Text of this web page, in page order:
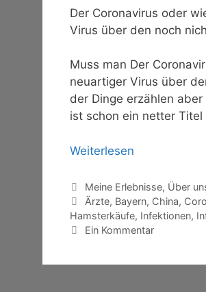
Der Coronavirus oder
Virus über den noch
Muss man Der
neuartiger Virus über
der Dinge erzählen
ist schon ein netter
Weiterlesen
Kategorien
Meine Erlebnisse, Über
Schlagwörter
Ärzte, Bayern, China,
Hamsterkäufe, Infektionen,
Ein Kommentar